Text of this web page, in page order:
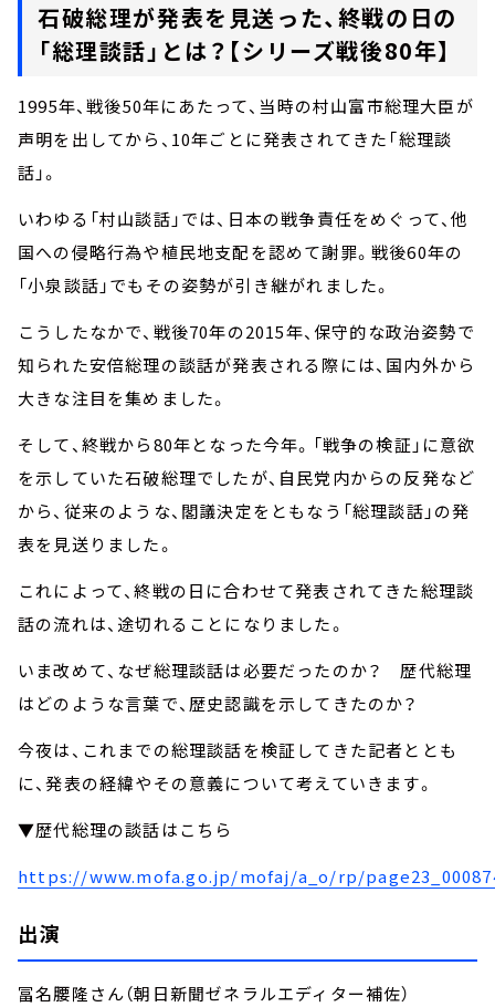
石破総理が発表を見送った、終戦の日の
「総理談話」とは？【シリーズ戦後80年】
1995年、戦後50年にあたって、当時の村山富市総理大臣が
声明を出してから、10年ごとに発表されてきた「総理談
話」。
いわゆる「村山談話」では、日本の戦争責任をめぐって、他
国への侵略行為や植民地支配を認めて謝罪。戦後60年の
「小泉談話」でもその姿勢が引き継がれました。
こうしたなかで、戦後70年の2015年、保守的な政治姿勢で
知られた安倍総理の談話が発表される際には、国内外から
大きな注目を集めました。
そして、終戦から80年となった今年。「戦争の検証」に意欲
を示していた石破総理でしたが、自民党内からの反発など
から、従来のような、閣議決定をともなう「総理談話」の発
表を見送りました。
これによって、終戦の日に合わせて発表されてきた総理談
話の流れは、途切れることになりました。
いま改めて、なぜ総理談話は必要だったのか？ 歴代総理
はどのような言葉で、歴史認識を示してきたのか？
今夜は、これまでの総理談話を検証してきた記者ととも
に、発表の経緯やその意義について考えていきます。
▼歴代総理の談話はこちら
https://www.mofa.go.jp/mofaj/a_o/rp/
出演
冨名腰隆さん（朝日新聞ゼネラルエディター補佐）